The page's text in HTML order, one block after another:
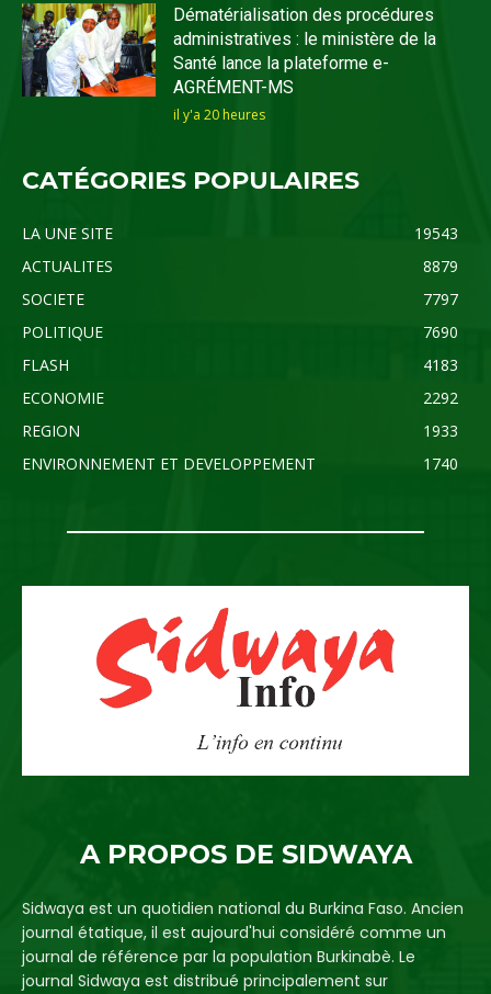
Dématérialisation des procédures
administratives : le ministère de la
Santé lance la plateforme e-
AGRÉMENT-MS
il y'a 20 heures
CATÉGORIES POPULAIRES
LA UNE SITE
19543
ACTUALITES
8879
SOCIETE
7797
POLITIQUE
7690
FLASH
4183
ECONOMIE
2292
REGION
1933
ENVIRONNEMENT ET DEVELOPPEMENT
1740
A PROPOS DE SIDWAYA
Sidwaya est un quotidien national du Burkina Faso. Ancien
journal étatique, il est aujourd'hui considéré comme un
journal de référence par la population Burkinabè. Le
journal Sidwaya est distribué principalement sur